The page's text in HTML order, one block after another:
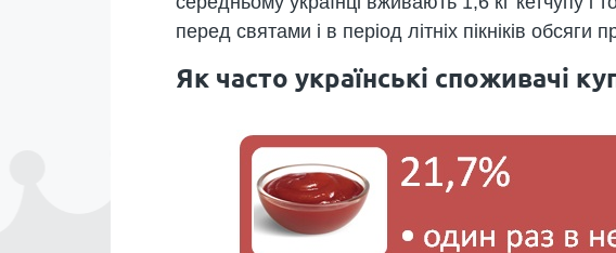
перед святами і в період літніх пікніків
Як часто українські споживачі